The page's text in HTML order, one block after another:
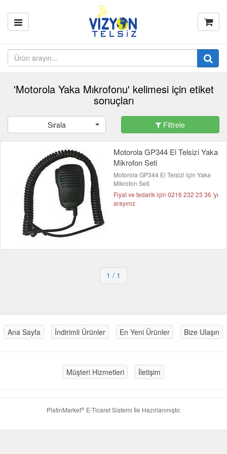
'Motorola Yaka Mıkrofonu' kelimesi için etiket
sonuçları
Sırala Filtrele
Motorola GP344 El Telsizi Yaka
Mikrofon Seti
Motorola GP344 El Telsizi için Yaka
Mikrofon Seti
Fiyat ve tedarik için 0216 232 23 36 'yı
arayınız
1 / 1
Ana Sayfa İndirimli Ürünler En Yeni Ürünler Bize Ulaşın
Müşteri Hizmetleri İletişim
PlatinMarket®E-Ticaret Sistemi İle Hazırlanmıştır.